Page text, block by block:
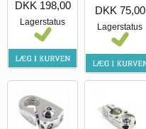
DKK 198,00
Lagerstatus
DKK 75,00
Lagerstatus